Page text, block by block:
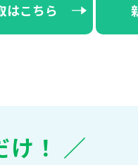
はこちら
け！ ／